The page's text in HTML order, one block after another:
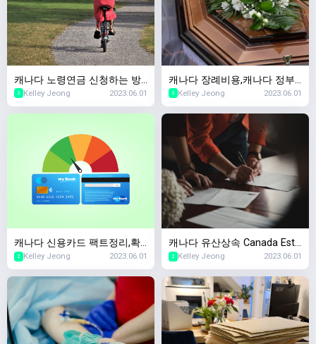
캐나다 노령연금 신청하는 방
법,캐나다 OAS(Old Age Secu
rity) 2023년 스케줄
2 Kelley Jeong 2023.06.01
캐나다 장례비용,캐나다 정부
에서 장례지원을 해주나요? 캐
나다 국민연금 사망보험금
2 Kelley Jeong 2023.06.01
캐나다 신용카드 팩트정리,확
인할때마다 캐나다 신용점수
하락한다?
2 Kelley Jeong 2023.06.01
캐나다 유산상속 Canada Esta
te Planning,왜 준비해야하죠?
2 Kelley Jeong 2023.06.01